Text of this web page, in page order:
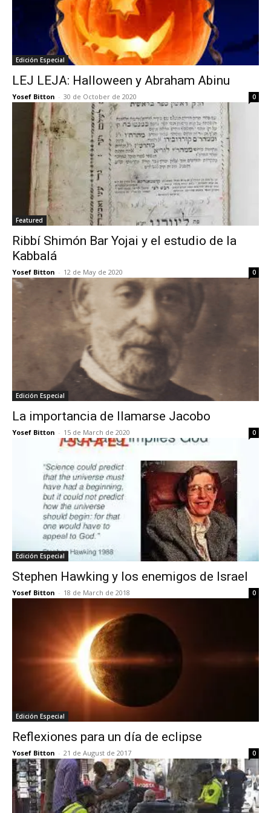
Edición Especial
LEJ LEJA: Halloween y Abraham Abinu
Yosef Bitton - 30 de October de 2020 0
Featured
Ribbí Shimón Bar Yojai y el estudio de la
Kabbalá
Yosef Bitton - 12 de May de 2020 0
Edición Especial
La importancia de llamarse Jacobo
Yosef Bitton - 15 de March de 2020 0
Edición Especial
Stephen Hawking y los enemigos de Israel
Yosef Bitton - 18 de March de 2018 0
Edición Especial
Reflexiones para un día de eclipse
Yosef Bitton - 21 de August de 2017 0